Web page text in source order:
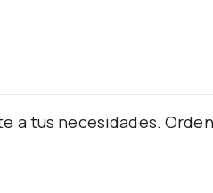
a tus necesidades.